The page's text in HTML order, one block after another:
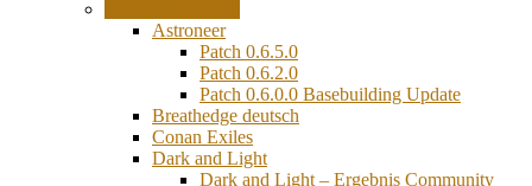
Astroneer
Patch 0.6.5.0
Patch 0.6.2.0
Patch 0.6.0.0 Basebuilding Update
Breathedge deutsch
Conan Exiles
Dark and Light
Dark and Light – Ergebnis Community